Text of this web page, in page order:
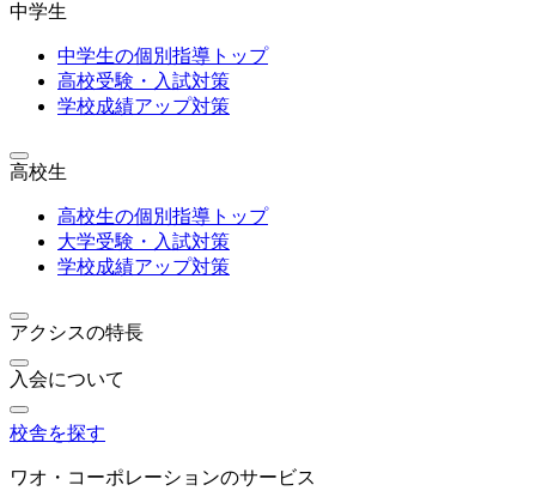
中学生
中学生の個別指導トップ
高校受験・入試対策
学校成績アップ対策
高校生
高校生の個別指導トップ
大学受験・入試対策
学校成績アップ対策
アクシスの特長
入会について
校舎を探す
ワオ・コーポレーションのサービス